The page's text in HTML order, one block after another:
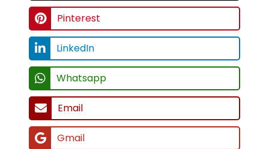
Pinterest
LinkedIn
Whatsapp
Email
Gmail